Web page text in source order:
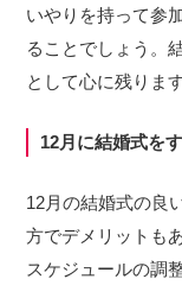
いやりを持って参
ることでしょう。
として心に残りま
12月に結婚式を
12月の結婚式の良
方でデメリットも
スケジュールの調